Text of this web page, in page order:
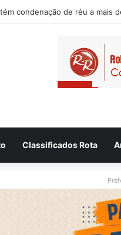
Agosto Lilás com
Classificados Rota